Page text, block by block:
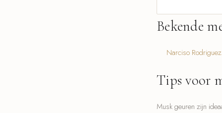
Bekende
Narciso Rodriguez
Tips voor
Musk geuren zijn